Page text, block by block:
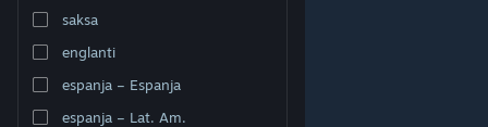
saksa
englanti
espanja – Espanja
espanja – Lat. Am.